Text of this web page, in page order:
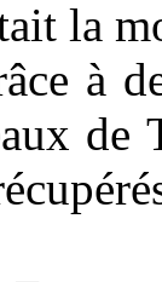
la
à
de